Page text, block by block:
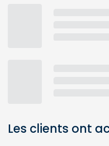
Les clients ont